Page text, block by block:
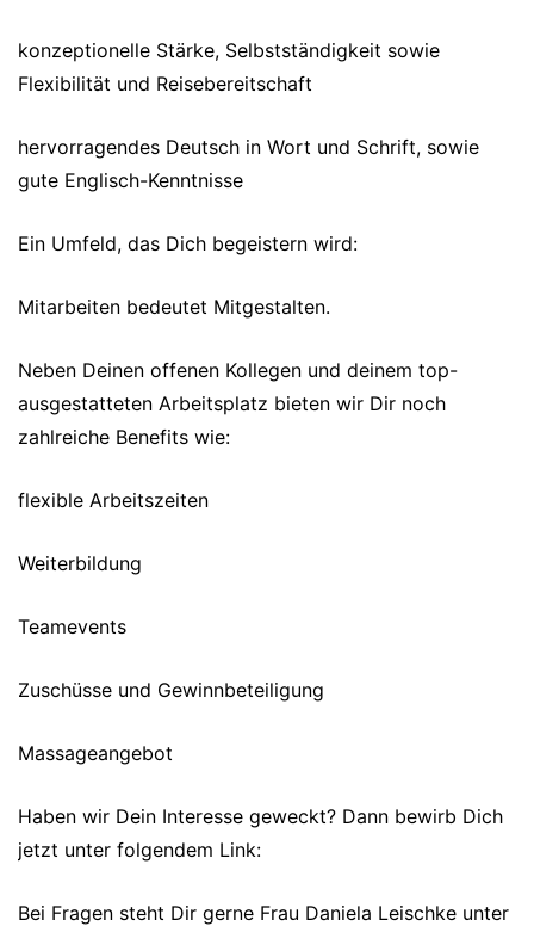
konzeptionelle Stärke, Selbstständigkeit sowie
Flexibilität und Reisebereitschaft
hervorragendes Deutsch in Wort und Schrift, sowie
gute Englisch-Kenntnisse
Ein Umfeld, das Dich begeistern wird:
Mitarbeiten bedeutet Mitgestalten.
Neben Deinen offenen Kollegen und deinem top-
ausgestatteten Arbeitsplatz bieten wir Dir noch
zahlreiche Benefits wie:
flexible Arbeitszeiten
Weiterbildung
Teamevents
Zuschüsse und Gewinnbeteiligung
Massageangebot
Haben wir Dein Interesse geweckt? Dann bewirb Dich
jetzt unter folgendem Link:
Bei Fragen steht Dir gerne Frau Daniela Leischke unter